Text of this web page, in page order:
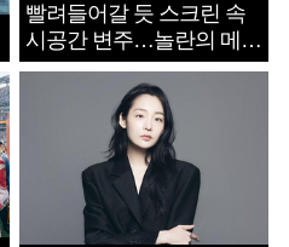
빨려들어갈 듯 스크린 속
시공간 변주…놀란의 메시
지는 ‘전쟁 속죄’